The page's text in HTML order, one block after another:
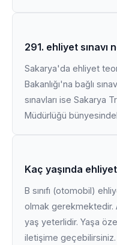
291. ehliyet sınavı
Sakarya'da ehliyet
Bakanlığı'na bağlı
sınavları ise Sakarya
Müdürlüğü
Kaç yaşında
B sınıfı (otomobil)
olmak gerekmektedir.
yaş yeterlidir. Yaşa
iletişime geçebilirsiniz.